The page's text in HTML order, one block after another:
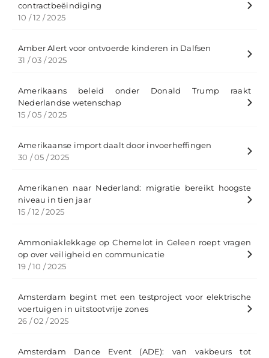
contractbeëindiging
10 / 12 / 2025
Amber Alert voor ontvoerde kinderen in Dalfsen
31 / 03 / 2025
Amerikaans beleid onder Donald Trump raakt
Nederlandse wetenschap
15 / 05 / 2025
Amerikaanse import daalt door invoerheffingen
30 / 05 / 2025
Amerikanen naar Nederland: migratie bereikt hoogste
niveau in tien jaar
15 / 12 / 2025
Ammoniaklekkage op Chemelot in Geleen roept vragen
op over veiligheid en communicatie
19 / 10 / 2025
Amsterdam begint met een testproject voor elektrische
voertuigen in uitstootvrije zones
26 / 02 / 2025
Amsterdam Dance Event (ADE): van vakbeurs tot